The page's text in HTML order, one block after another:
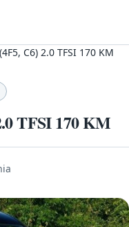
C6) 2.0 TFSI 170 KM
TFSI 170 KM